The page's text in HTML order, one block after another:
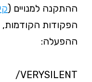
ההתקנה למנויים (
הפקודות הקודמות,
ההפעלה:
/VERYSILENT